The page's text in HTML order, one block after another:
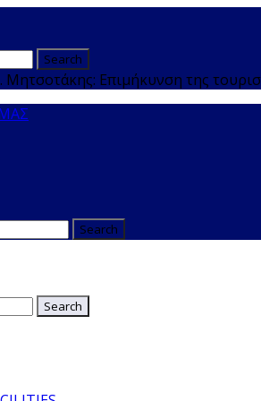
Μητσοτάκης: Επιμήκυνση της